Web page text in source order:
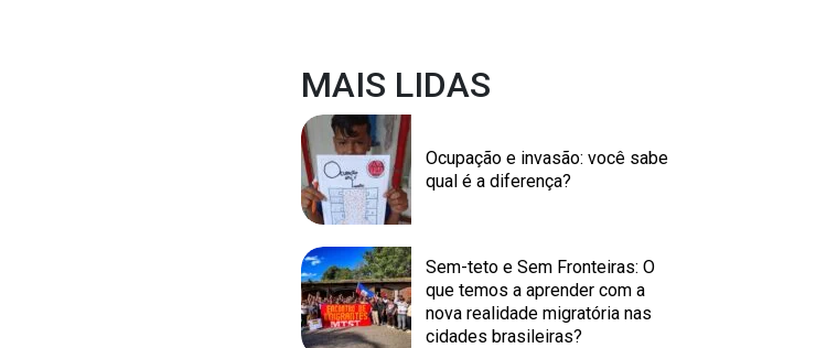
MAIS LIDAS
Ocupação e invasão: você sabe
qual é a diferença?
Sem-teto e Sem Fronteiras: O
que temos a aprender com a
nova realidade migratória nas
cidades brasileiras?